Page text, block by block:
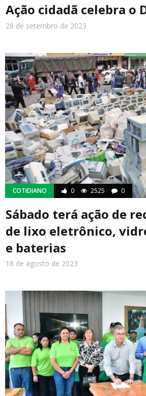
Ação cidadã celebra o
26 de setembro de 2023
COTIDIANO 0 2525 0
Sábado terá ação de
de lixo eletrônico,
e baterias
18 de agosto de 2023